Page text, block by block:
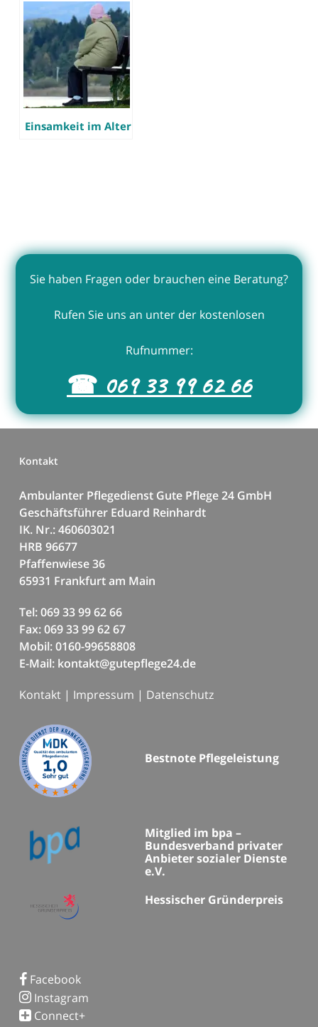
Einsamkeit im Alter
Sie haben Fragen oder brauchen eine Beratung?
Rufen Sie uns an unter der kostenlosen
Rufnummer:
☎ 069 33 99 62 66
Kontakt
Ambulanter Pflegedienst Gute Pflege 24 GmbH
Geschäftsführer Eduard Reinhardt
IK. Nr.: 460603021
HRB 96677
Pfaffenwiese 36
65931 Frankfurt am Main
Tel: 069 33 99 62 66
Fax: 069 33 99 62 67
Mobil: 0160-99658808
E-Mail: kontakt@gutepflege24.de
Kontakt| Impressum | Datenschutz
Bestnote Pflegeleistung
Mitglied im bpa –
Bundesverband privater
Anbieter sozialer Dienste
e.V.
Hessischer Gründerpreis
Facebook
Instagram
Connect+